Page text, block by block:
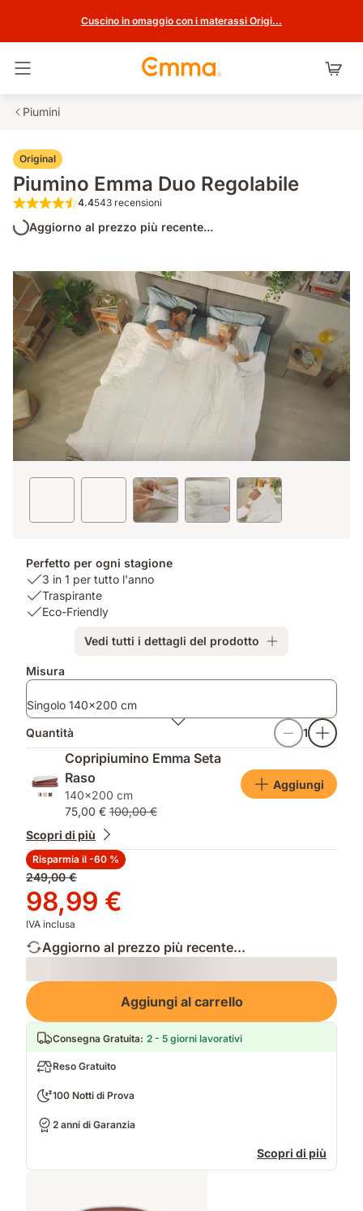
Cuscino in omaggio con i materassi Origi...
Piumini
Original
Piumino Emma Duo Regolabile
4.4 su 5 stelle 543 recensioni
4.4543 recensioni
Aggiorno al prezzo più recente...
Perfetto per ogni stagione
USP
1:
3
tutto
3 in 1 per tutto l'anno
USP
2:
Traspirante
USPEco-Friendly
Vedi tutti i dettagli del prodotto
Prodotti
Misura
Singolo 140x200 cm
Quantità
1
Copripiumino Emma Seta
Raso
140x200 cm
75,00 € 100,00 €
Aggiungi
Scopri di più
Risparmia il -60 %
Prezzo
originale
249,00 €
249,00 €
Prezzo
98,99 €
98,99 €
IVA inclusa
Aggiorno al prezzo più recente...
Loading
Aggiungi al carrello
Consegna Gratuita: 2 - 5 giorni lavorativi
Reso Gratuito
100 Notti di Prova
2 anni di Garanzia
Scopri di più